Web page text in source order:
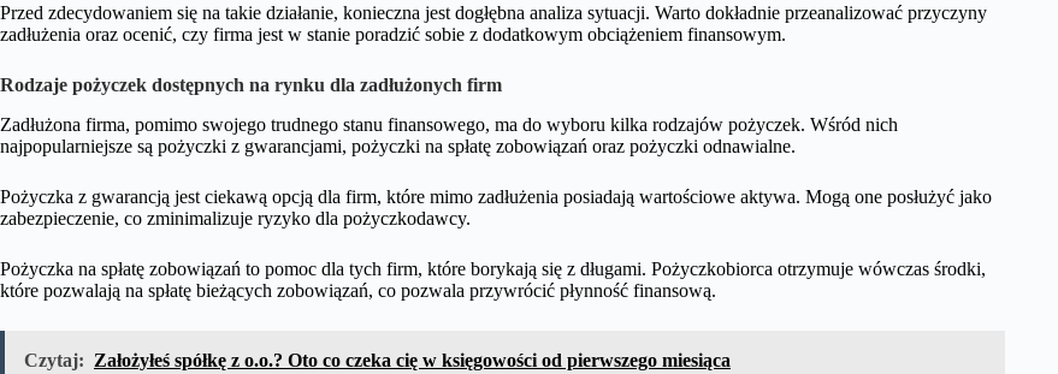
Przed zdecydowaniem się na takie działanie, konieczna jest dogłębna analiza sytuacji. Warto dokładnie przeanalizować przyczyny
zadłużenia oraz ocenić, czy firma jest w stanie poradzić sobie z dodatkowym obciążeniem finansowym.
Rodzaje pożyczek dostępnych na rynku dla zadłużonych firm
Zadłużona firma, pomimo swojego trudnego stanu finansowego, ma do wyboru kilka rodzajów pożyczek. Wśród nich
najpopularniejsze są pożyczki z gwarancjami, pożyczki na spłatę zobowiązań oraz pożyczki odnawialne.
Pożyczka z gwarancją jest ciekawą opcją dla firm, które mimo zadłużenia posiadają wartościowe aktywa. Mogą one posłużyć jako
zabezpieczenie, co zminimalizuje ryzyko dla pożyczkodawcy.
Pożyczka na spłatę zobowiązań to pomoc dla tych firm, które borykają się z długami. Pożyczkobiorca otrzymuje wówczas środki,
które pozwalają na spłatę bieżących zobowiązań, co pozwala przywrócić płynność finansową.
Czytaj: Założyłeś spółkę z o.o.? Oto co czeka cię w księgowości od pierwszego miesiąca